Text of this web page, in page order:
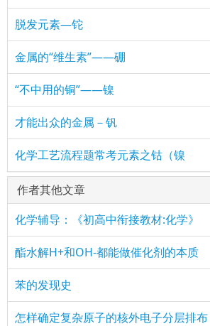
脱发元素—铊
金属的“维生素”——硼
“不中用的铜”——镍
才能出众的金属－钒
化学工艺流程题常考元素之钴（镍
作者其他文章
化学辅导：《初高中衔接教材:化学》
酯水解H+和OH-都能做催化剂的本质
苯的发现史
怎样确定复杂原子的核外电子分层排布